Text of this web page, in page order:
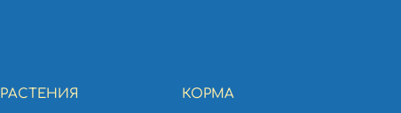
РАСТЕНИЯ КОРМА